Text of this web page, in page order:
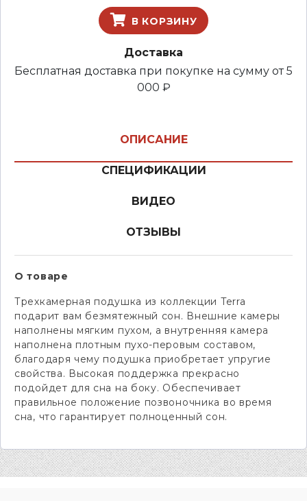
В КОРЗИНУ
Доставка
Бесплатная доставка при покупке на сумму от 5
000 ₽
ОПИСАНИЕ
СПЕЦИФИКАЦИИ
ВИДЕО
ОТЗЫВЫ
О товаре
Трехкамерная подушка из коллекции Terra
подарит вам безмятежный сон. Внешние камеры
наполнены мягким пухом, а внутренняя камера
наполнена плотным пухо-перовым составом,
благодаря чему подушка приобретает упругие
свойства. Высокая поддержка прекрасно
подойдет для сна на боку. Обеспечивает
правильное положение позвоночника во время
сна, что гарантирует полноценный сон.